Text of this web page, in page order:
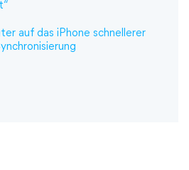
auf das iPhone schnellerer